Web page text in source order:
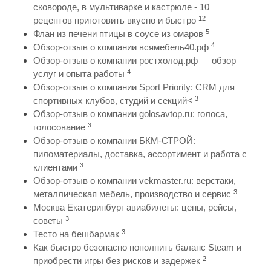
сковороде, в мультиварке и кастрюле - 10
рецептов приготовить вкусно и быстро 12
Флан из печени птицы в соусе из омаров 5
Обзор-отзыв о компании всямебель40.рф 4
Обзор-отзыв о компании ростхолод.рф — обзор
услуг и опыта работы 4
Обзор-отзыв о компании Sport Priority: CRM для
спортивных клубов, студий и секций< 3
Обзор-отзыв о компании golosavtop.ru: голоса,
голосование 3
Обзор-отзыв о компании БКМ-СТРОЙ:
пиломатериалы, доставка, ассортимент и работа с
клиентами 3
Обзор-отзыв о компании vekmaster.ru: верстаки,
металлическая мебель, производство и сервис 3
Москва Екатеринбург авиабилеты: цены, рейсы,
советы 3
Тесто на бешбармак 3
Как быстро безопасно пополнить баланс Steam и
приобрести игры без рисков и задержек 2